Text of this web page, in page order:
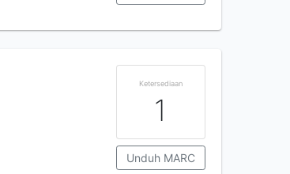
Ketersediaan
1
Unduh MARC